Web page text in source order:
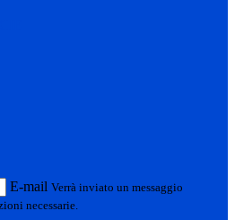
E-mail Verrà inviato un messaggio
necessarie.